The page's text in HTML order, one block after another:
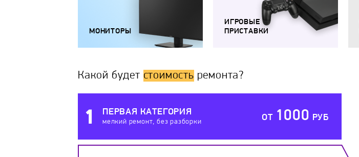
МОНИТОРЫ
ИГРОВЫЕ
ПРИСТАВКИ
Какой будет стоимость ремонта?
ПЕРВАЯ КАТЕГОРИЯ
мелкий ремонт, без разборки ОТ 1000 РУБ